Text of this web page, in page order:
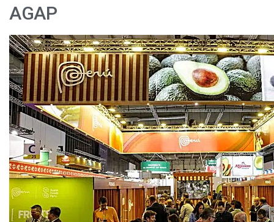
AGAP
Fruit
Logistica
2026:
Perú
afianza
su
posicionamiento
como
proveedor
agroexportador